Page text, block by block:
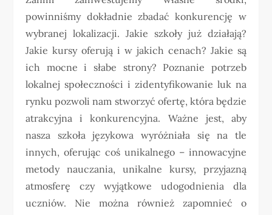
powinniśmy dokładnie zbadać konkurencję w
wybranej lokalizacji. Jakie szkoły już działają?
Jakie kursy oferują i w jakich cenach? Jakie są
ich mocne i słabe strony? Poznanie potrzeb
lokalnej społeczności i zidentyfikowanie luk na
rynku pozwoli nam stworzyć ofertę, która będzie
atrakcyjna i konkurencyjna. Ważne jest, aby
nasza szkoła językowa wyróżniała się na tle
innych, oferując coś unikalnego – innowacyjne
metody nauczania, unikalne kursy, przyjazną
atmosferę czy wyjątkowe udogodnienia dla
uczniów. Nie można również zapomnieć o